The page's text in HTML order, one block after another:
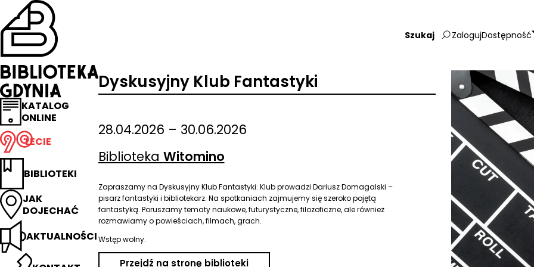
Przejdź
na
stronę
główną
Biblioteka
Gdynia
KATALOG
ONLINE
LECIE
BIBLIOTEKI
JAK
DOJECHAĆ
AKTUALNOŚCI
Wpisz
frazę:
ZalogujDostępność
Dyskusyjny Klub Fantastyki
28.04.2026 – 30.06.2026
Biblioteka Witomino
Zapraszamy na Dyskusyjny Klub Fantastyki. Klub prowadzi Dariusz Domagalski –
pisarz fantastyki i bibliotekarz. Na spotkaniach zajmujemy się szeroko pojętą
fantastyką. Poruszamy tematy naukowe, futurystyczne, filozoficzne, ale również
rozmawiamy o powieściach, filmach, grach.
Wstęp wolny.
Przejdź na stronę biblioteki